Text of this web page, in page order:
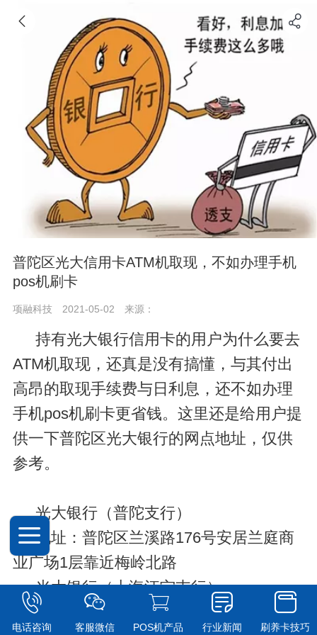
普陀区光大信用卡ATM机取现，不如办理手机
pos机刷卡
项融科技 2021-05-02 来源：
持有光大银行信用卡的用户为什么要去
ATM机取现，还真是没有搞懂，与其付出
高昂的取现手续费与日利息，还不如办理
手机pos机刷卡更省钱。这里还是给用户提
供一下普陀区光大银行的网点地址，仅供
参考。
光大银行（普陀支行）
地址：普陀区兰溪路176号安居兰庭商
业广场1层靠近梅岭北路
光大银行（上海江宁支行）
地址：普陀区江宁路1153号靠近新会路
电话咨询 客服微信 POS机产品 行业新闻 刷养卡技巧